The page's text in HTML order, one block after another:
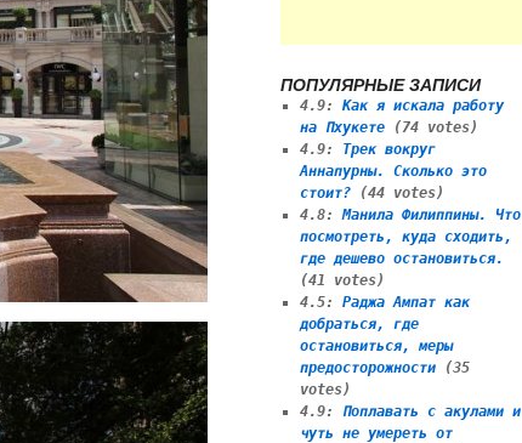
ПОПУЛЯРНЫЕ ЗАПИСИ
4.9: Как я искала работу
на Пхукете
(74 votes)
4.9:
Трек вокруг
Аннапурны. Сколько это
стоит?(44 votes)
4.8:Манила Филиппины. Что
посмотреть, куда сходить,
где дешево остановиться.
(41 votes)
4.5: Раджа Ампат как
добраться, где
остановиться, меры
предосторожности
(35
votes)
4.9: Поплавать с акулами и
чуть не умереть от